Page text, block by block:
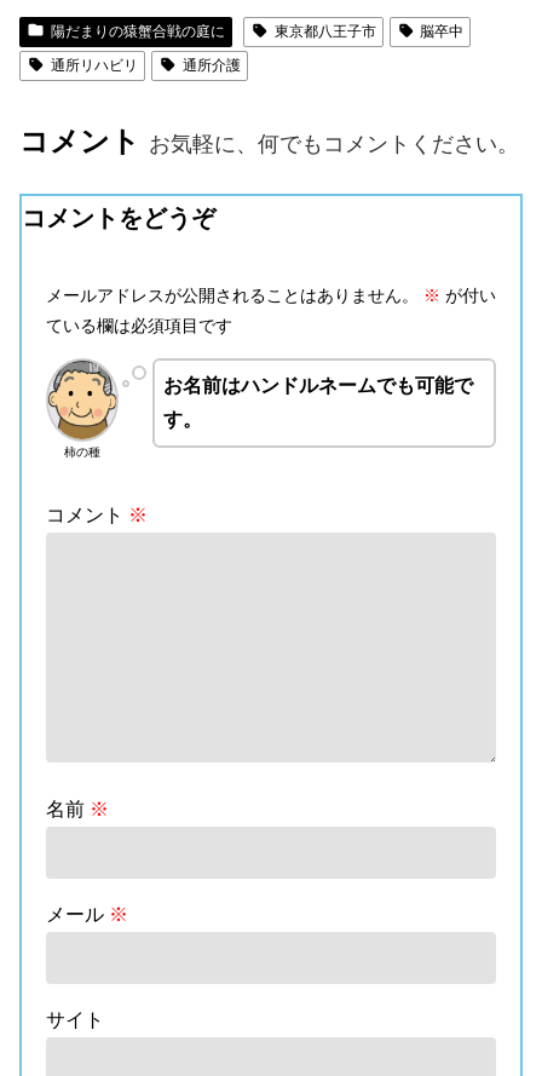
陽だまりの猿蟹合戦の庭に 東京都八王子市
脳卒中
通所リハビリ
通所介護
コメント お気軽に、何でもコメントください。
コメントをどうぞ
メールアドレスが公開されることはありません。 ※ が付い
ている欄は必須項目です
柿の種
お名前はハンドルネームでも可能で
す。
コメント ※
名前 ※
メール ※
サイト